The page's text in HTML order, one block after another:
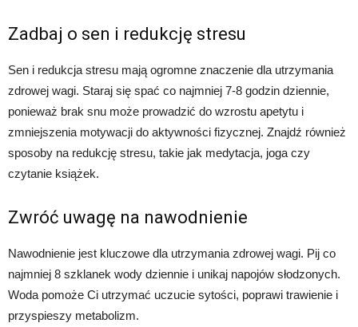
Zadbaj o sen i redukcję stresu
Sen i redukcja stresu mają ogromne znaczenie dla utrzymania
zdrowej wagi. Staraj się spać co najmniej 7-8 godzin dziennie,
ponieważ brak snu może prowadzić do wzrostu apetytu i
zmniejszenia motywacji do aktywności fizycznej. Znajdź również
sposoby na redukcję stresu, takie jak medytacja, joga czy
czytanie książek.
Zwróć uwagę na nawodnienie
Nawodnienie jest kluczowe dla utrzymania zdrowej wagi. Pij co
najmniej 8 szklanek wody dziennie i unikaj napojów słodzonych.
Woda pomoże Ci utrzymać uczucie sytości, poprawi trawienie i
przyspieszy metabolizm.